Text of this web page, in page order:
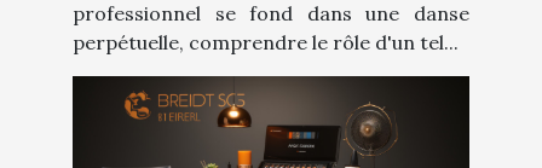
professionnel se fond dans une danse
perpétuelle, comprendre le rôle d'un tel...